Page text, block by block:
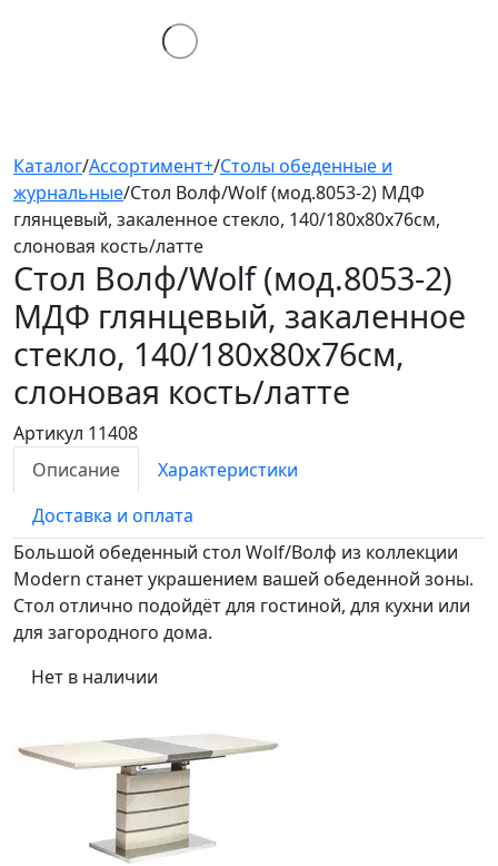
Каталог/Ассортимент+/Столы обеденные и
журнальные/Стол Волф/Wolf (мод.8053-2) МДФ
глянцевый, закаленное стекло, 140/180х80х76см,
слоновая кость/латте
Стол Волф/Wolf (мод.8053-2)
МДФ глянцевый, закаленное
стекло, 140/180х80х76см,
слоновая кость/латте
Артикул 11408
Описание
Характеристики
Доставка и оплата
Большой обеденный стол Wolf/Волф из коллекции
Modern станет украшением вашей обеденной зоны.
Стол отлично подойдёт для гостиной, для кухни или
для загородного дома.
Нет в наличии